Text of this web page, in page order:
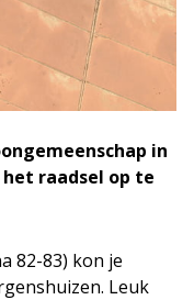
in
het raadsel op te
82-83) kon je
Leuk